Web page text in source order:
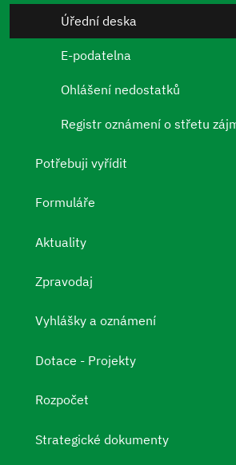
Úřední deska
E-podatelna
Ohlášení nedostatků
Registr oznámení o střetu
Potřebuji vyřídit
Formuláře
Aktuality
Zpravodaj
Vyhlášky a oznámení
Dotace - Projekty
Rozpočet
Strategické dokumenty